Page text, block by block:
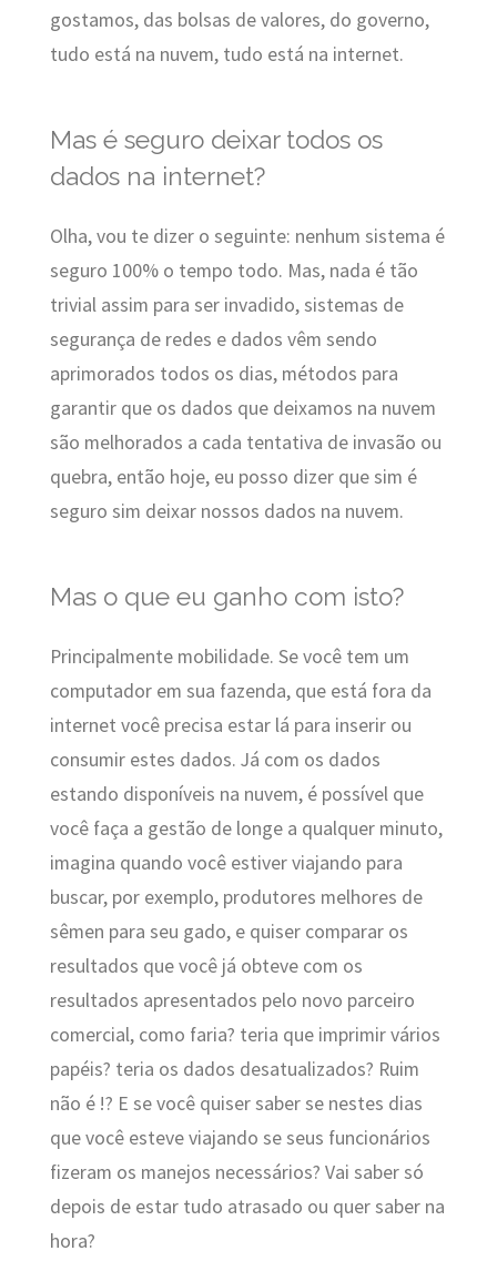
gostamos, das bolsas de valores, do governo,
tudo está na nuvem, tudo está na internet.
Mas é seguro deixar todos os
dados na internet?
Olha, vou te dizer o seguinte: nenhum sistema é
seguro 100% o tempo todo. Mas, nada é tão
trivial assim para ser invadido, sistemas de
segurança de redes e dados vêm sendo
aprimorados todos os dias, métodos para
garantir que os dados que deixamos na nuvem
são melhorados a cada tentativa de invasão ou
quebra, então hoje, eu posso dizer que sim é
seguro sim deixar nossos dados na nuvem.
Mas o que eu ganho com isto?
Principalmente mobilidade. Se você tem um
computador em sua fazenda, que está fora da
internet você precisa estar lá para inserir ou
consumir estes dados. Já com os dados
estando disponíveis na nuvem, é possível que
você faça a gestão de longe a qualquer minuto,
imagina quando você estiver viajando para
buscar, por exemplo, produtores melhores de
sêmen para seu gado, e quiser comparar os
resultados que você já obteve com os
resultados apresentados pelo novo parceiro
comercial, como faria? teria que imprimir vários
papéis? teria os dados desatualizados? Ruim
não é !? E se você quiser saber se nestes dias
que você esteve viajando se seus funcionários
fizeram os manejos necessários? Vai saber só
depois de estar tudo atrasado ou quer saber na
hora?